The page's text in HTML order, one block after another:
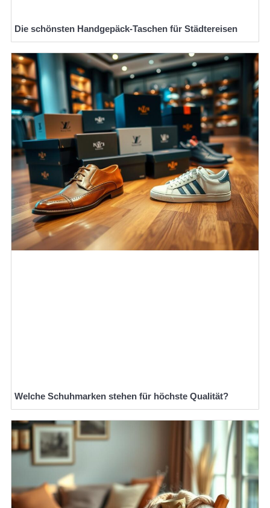
Die schönsten Handgepäck-Taschen für Städtereisen
Welche Schuhmarken stehen für höchste Qualität?